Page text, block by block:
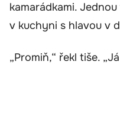
kamarádkami.
v kuchyni s hlavou v
„Promiň,“ řekl tiše.